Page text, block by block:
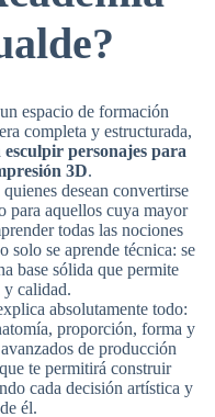
espacio de formación
completa y estructurada,
esculpir personajes para
3D.
desean convertirse
para aquellos cuya mayor
todas las nociones
solo se aprende técnica: se
base sólida que permite
y calidad.
absolutamente todo:
proporción, forma y
de producción
te permitirá construir
cada decisión artística y
él.